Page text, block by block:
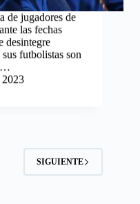
de jugadores de
las fechas
desintegre
futbolistas son
2023
SIGUIENTE